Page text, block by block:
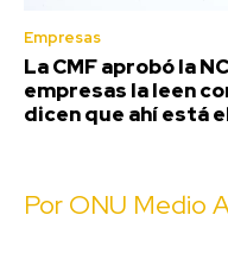
Empresas
La CMF aprobó la
empresas la leen
dicen que ahí está
Por ONU Medio